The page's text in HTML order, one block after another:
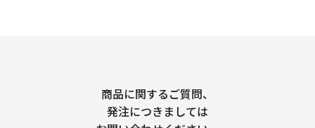
商品に関するご質問、
発注につきましては